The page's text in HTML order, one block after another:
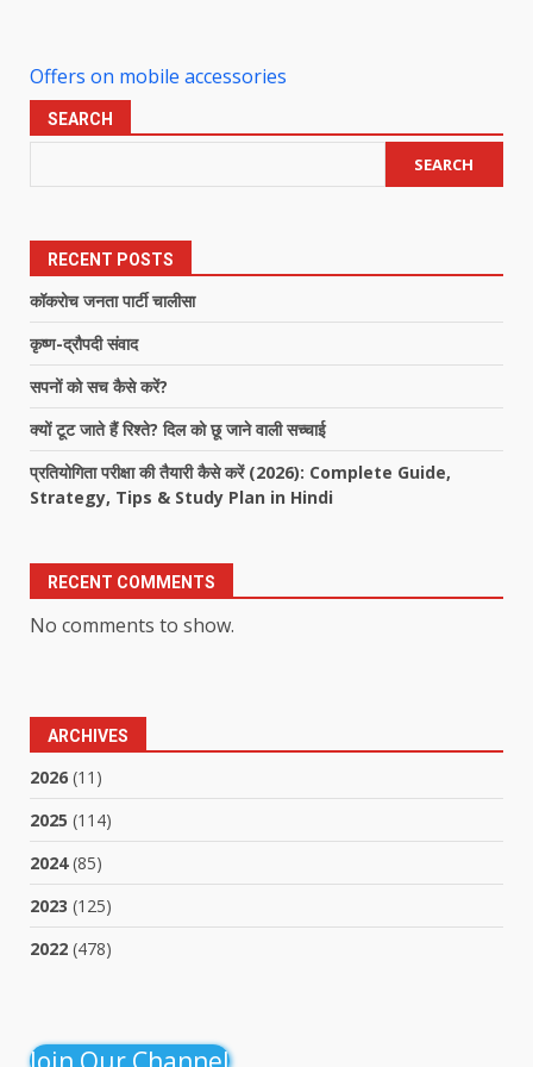
Offers on mobile accessories
SEARCH
SEARCH
RECENT POSTS
कॉकरोच जनता पार्टी चालीसा
कृष्ण-द्रौपदी संवाद
सपनों को सच कैसे करें?
क्यों टूट जाते हैं रिश्ते? दिल को छू जाने वाली सच्चाई
प्रतियोगिता परीक्षा की तैयारी कैसे करें (2026): Complete Guide,
Strategy, Tips & Study Plan in Hindi
RECENT COMMENTS
No comments to show.
ARCHIVES
2026 (11)
2025 (114)
2024(85)
2023 (125)
2022 (478)